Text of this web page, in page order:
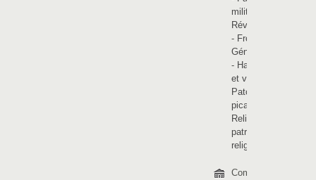
militaires -
Révolutions
- Frontière
Généalogie
- Habitats
et voiries
Patois
picard
Religions et
patrimoine
religieux
Communes